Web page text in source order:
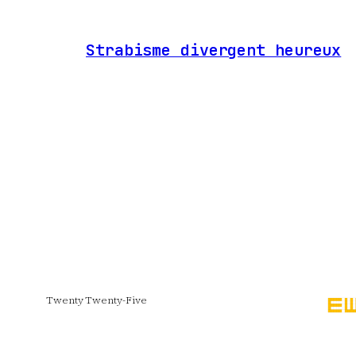
Strabisme divergent heureux
Twenty Twenty-Five